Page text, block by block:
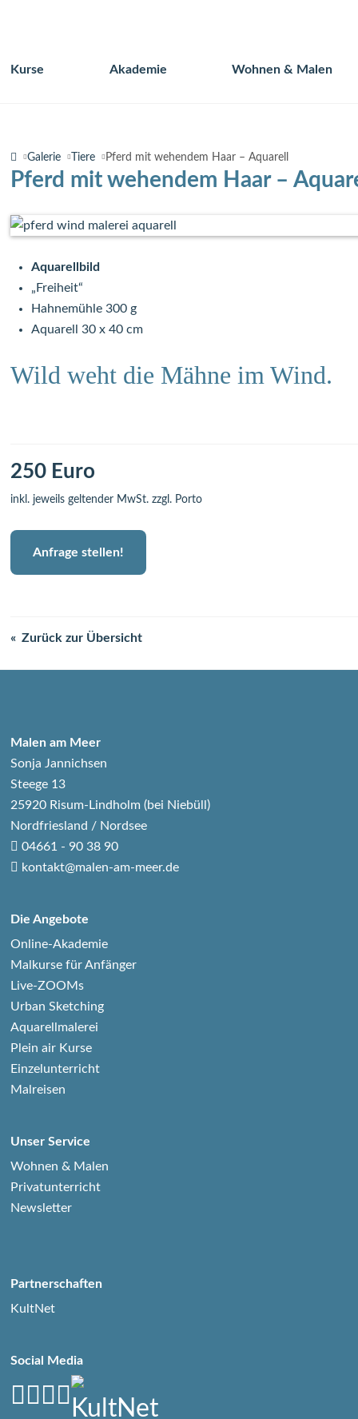
Navigation
Kurse Akademie Wohnen & Malen
Galerie Tiere Pferd mit wehendem Haar – Aquarell
Pferd mit wehendem Haar –
Aquarellbild
„Freiheit“
Hahnemühle 300 g
Aquarell 30 x 40 cm
Wild weht die Mähne im Wind.
250 Euro
inkl. jeweils geltender MwSt. zzgl. Porto
Anfrage stellen!
Zurück zur Übersicht
Malen am Meer
Sonja Jannichsen
Steege 13
25920 Risum-Lindholm (bei Niebüll)
Nordfriesland / Nordsee
04661 - 90 38 90
kontakt@malen-am-meer.de
Die Angebote
Online-Akademie
Malkurse für Anfänger
Live-ZOOMs
Urban Sketching
Aquarellmalerei
Plein air Kurse
Einzelunterricht
Malreisen
Unser Service
Wohnen & Malen
Privatunterricht
Newsletter
Partnerschaften
KultNet
Social Media